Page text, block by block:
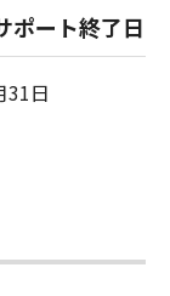
ポート終了日
31日